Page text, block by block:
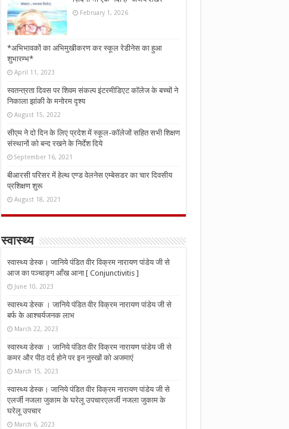
February 1, 2026
*अभिभावकों का अभिमुखीकरण कर स्कूल रेडीनेस का हुआ
शुभारम्भ*
April 11, 2023
स्वतन्त्रता दिवस पर शिवम संकल्प इंटरमीडिएट कॉलेज के बच्चों ने
निकाला झांकी के मनोरम दृश्य
August 15, 2022
सीएम ने दो दिन के लिए प्रदेश में स्कूल-कॉलेजों सहित सभी शिक्षण
संस्थानों को बन्द रखने के निर्देश दिये
September 16, 2021
बीआरसी परिसर में हेल्थ एण्ड वेलनेस एम्बेसडर का चार दिवसीय
प्रशिक्षण शुरू
August 18, 2021
स्वास्थ्य
स्वास्थ्य डेस्क। जानिये पंडित वीर विक्रम नारायण पांडेय जी से
आज का पञ्चाङ्ग आँख आना [ Conjunctivitis ]
June 10, 2023
स्वास्थ्य डेस्क । जानिये पंडित वीर विक्रम नारायण पांडेय जी से
बर्फ के आश्चर्यजनक लाभ
March 22, 2023
स्वास्थ्य डेस्क । जानिये पंडित वीर विक्रम नारायण पांडेय जी से
कमर और पीठ दर्द होने पर इन नुस्‍खों को अजमाएं
March 15, 2023
स्वास्थ्य डेस्क। जानिये पंडित वीर विक्रम नारायण पांडेय जी से
एलर्जी नजला जुकाम के घरेलू उपचारएलर्जी नजला जुकाम के
घरेलू उपचार
March 6, 2023